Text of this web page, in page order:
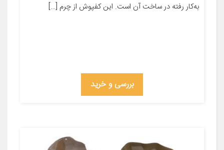
به‌کار رفته در ساخت آن است. این کفپوش از چرم […]
بررسی و خرید